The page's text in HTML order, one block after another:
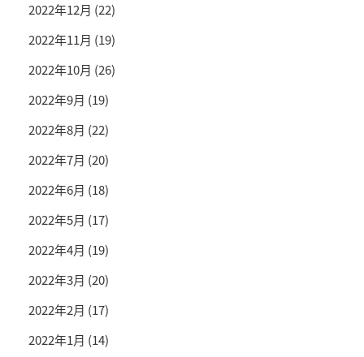
2022年12月 (22)
2022年11月 (19)
2022年10月 (26)
2022年9月 (19)
2022年8月 (22)
2022年7月 (20)
2022年6月 (18)
2022年5月 (17)
2022年4月 (19)
2022年3月 (20)
2022年2月 (17)
2022年1月 (14)